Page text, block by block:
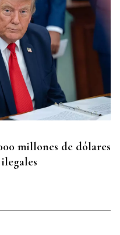
millones de dólares